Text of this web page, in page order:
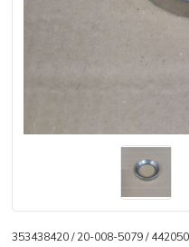
353438420 / 20-008-5079 /